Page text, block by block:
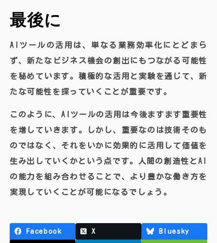
最後に
AIツールの活用は、単なる業務効率化にとどまら
ず、新たなビジネス機会の創出にもつながる可能性
を秘めています。積極的な活用と実験を通じて、新
たな可能性を探っていくことが重要です。
このように、AIツールの活用は今後ますます重要性
を増していきます。しかし、重要なのは技術そのも
のではなく、それをいかに効果的に活用して価値を
生み出していくかという点です。人間の創造性とAI
の能力を組み合わせることで、より豊かな働き方を
実現していくことが可能になるでしょう。
Facebook X Bluesky